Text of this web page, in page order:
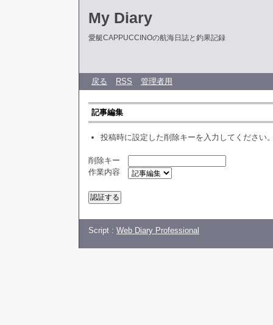
My Diary
愛艇CAPPUCCINOの航海日誌と釣果記録
戻る RSS 管理者用
記事編集
投稿時に設定した削除キーを入力してください
削除キー
作業内容
Script : Web Diary Professional